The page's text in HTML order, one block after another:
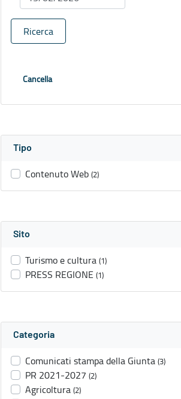
Ricerca
Cancella
Tipo
Contenuto Web (2)
Sito
Turismo e cultura (1)
PRESS REGIONE (1)
Categoria
Comunicati stampa della Giunta (3)
PR 2021-2027 (2)
Agricoltura (2)